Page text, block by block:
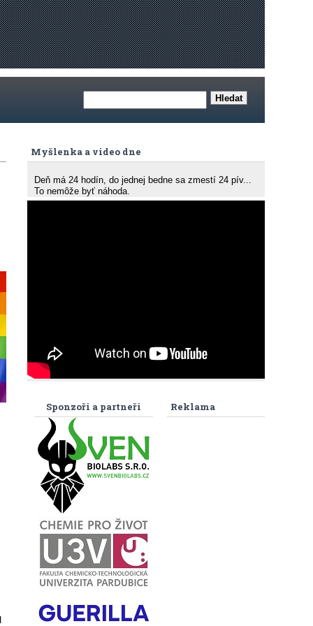
Myšlenka a video dne
Deň má 24 hodín, do jednej bedne sa zmestí 24 pív...
To nemôže byť náhoda.
Reklama
Sponzoři a partneři